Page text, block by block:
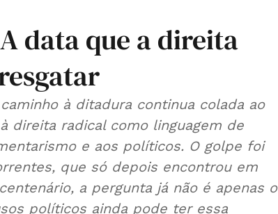
data que a direita
à ditadura continua colada ao
direita radical como linguagem de
e aos políticos. O golpe foi
que só depois encontrou em
a pergunta já não é apenas o
políticos ainda pode ter essa